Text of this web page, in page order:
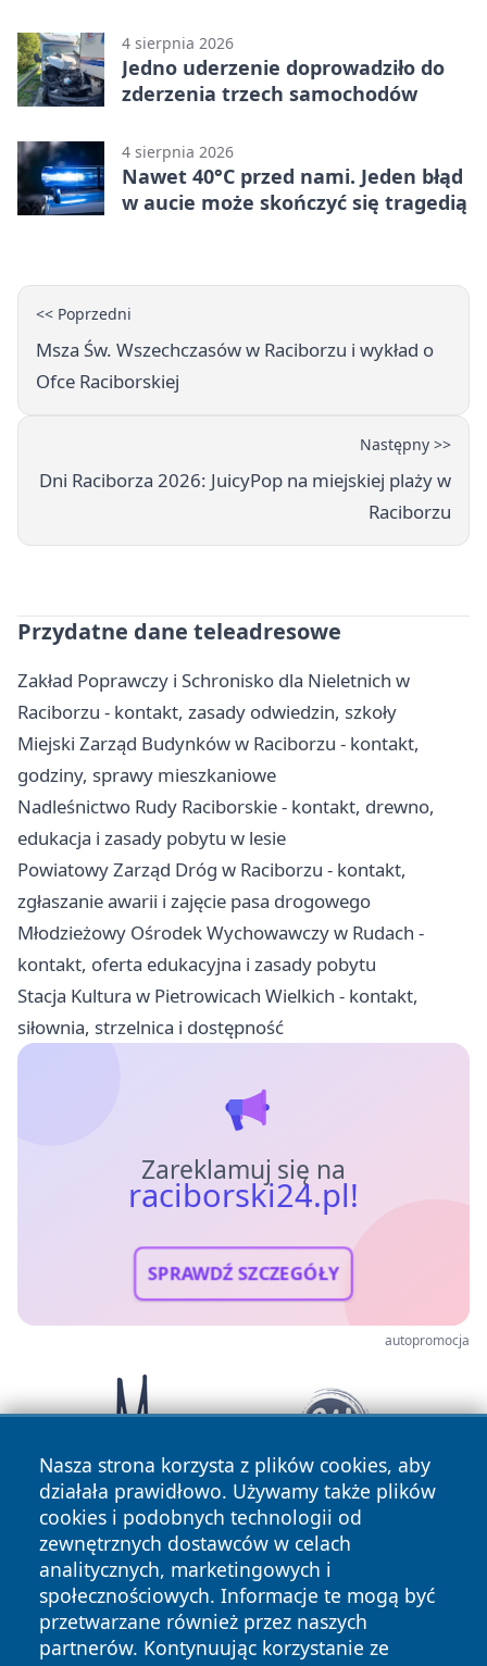
4 sierpnia 2026
Jedno uderzenie doprowadziło do
zderzenia trzech samochodów
4 sierpnia 2026
Nawet 40°C przed nami. Jeden błąd
w aucie może skończyć się tragedią
<< Poprzedni
Msza Św. Wszechczasów w Raciborzu i wykład o
Ofce Raciborskiej
Następny >>
Dni Raciborza 2026: JuicyPop na miejskiej plaży w
Raciborzu
Przydatne dane teleadresowe
Zakład Poprawczy i Schronisko dla Nieletnich w
Raciborzu - kontakt, zasady odwiedzin, szkoły
Miejski Zarząd Budynków w Raciborzu - kontakt,
godziny, sprawy mieszkaniowe
Nadleśnictwo Rudy Raciborskie - kontakt, drewno,
edukacja i zasady pobytu w lesie
Powiatowy Zarząd Dróg w Raciborzu - kontakt,
zgłaszanie awarii i zajęcie pasa drogowego
Młodzieżowy Ośrodek Wychowawczy w Rudach -
kontakt, oferta edukacyjna i zasady pobytu
Stacja Kultura w Pietrowicach Wielkich - kontakt,
siłownia, strzelnica i dostępność
Zareklamuj się na
raciborski24.pl!
SPRAWDŹ SZCZEGÓŁY
autopromocja
Nasza strona korzysta z plików cookies, aby
działała prawidłowo. Używamy także plików
cookies i podobnych technologii od
zewnętrznych dostawców w celach
analitycznych, marketingowych i
społecznościowych. Informacje te mogą być
przetwarzane również przez naszych
partnerów. Kontynuując korzystanie ze
Copyright © 2026 raciborski24.pl Wszystkie prawa